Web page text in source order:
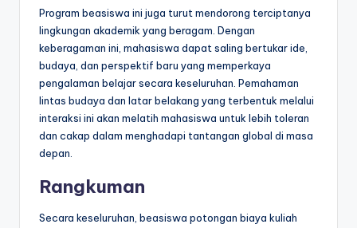
Program beasiswa ini juga turut mendorong terciptanya
lingkungan akademik yang beragam. Dengan
keberagaman ini, mahasiswa dapat saling bertukar ide,
budaya, dan perspektif baru yang memperkaya
pengalaman belajar secara keseluruhan. Pemahaman
lintas budaya dan latar belakang yang terbentuk melalui
interaksi ini akan melatih mahasiswa untuk lebih toleran
dan cakap dalam menghadapi tantangan global di masa
depan.
Rangkuman
Secara keseluruhan, beasiswa potongan biaya kuliah